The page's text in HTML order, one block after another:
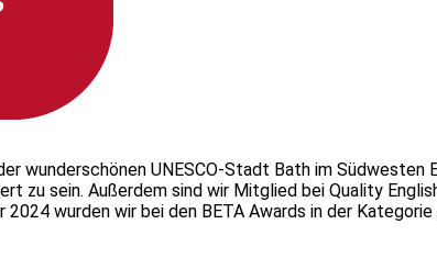
wunderschönen UNESCO-Stadt Bath im Südwesten
sein. Außerdem sind wir Mitglied bei Quality
wurden wir bei den BETA Awards in der